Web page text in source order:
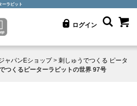
ーラビット
ログイン
ャパンEショップ> 刺しゅうでつくる ピータ
つくるピーターラビットの世界 97号